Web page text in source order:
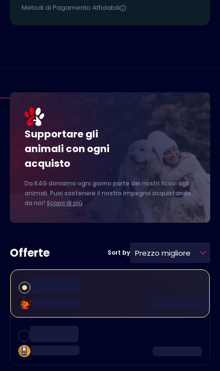
Metodi di Pagamento Affidabili
Supportare gli
animali con ogni
acquisto
Da K4G doniamo ogni giorno parte dei nostri ricavi agli
animali. Puoi sostenere il nostro impegno acquistando
da noi! Scopri di più
Offerte Sort by Prezzo migliore